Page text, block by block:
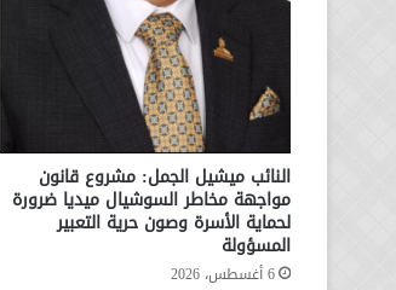
النائب ميشيل الجمل: مشروع قانون
مواجهة مخاطر السوشيال ميديا ضرورة
لحماية الأسرة وصون حرية التعبير
المسؤولة
6 أغسطس، 2026